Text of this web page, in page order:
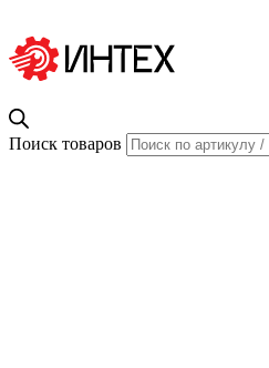
Поиск товаров